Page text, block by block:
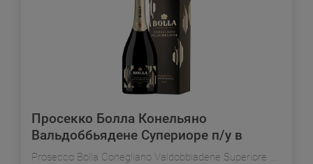
Просекко Болла Конельяно
Вальдоббьядене Супериоре п/у в
подарочной упаковке
Prosecco Bolla Conegliano Valdobbiadene Superiore DOCG